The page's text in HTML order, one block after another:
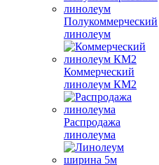
Полукоммерческий
линолеум
Коммерческий
линолеум КМ2
Распродажа
линолеума